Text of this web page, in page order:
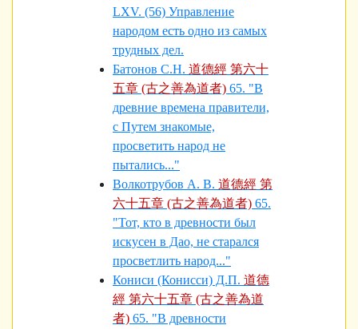
LXV. (56) Управление
народом есть одно из самых
трудных дел.
Батонов С.Н. 道德經 第六十
五章 (古之善為道者) 65. "В
древние времена правители,
с Путем знакомые,
просветить народ не
пытались..."
Волкотрубов А. В. 道德經 第
六十五章 (古之善為道者) 65.
"Тот, кто в древности был
искусен в Дао, не старался
просветлить народ..."
Кониси (Конисси) Д.П. 道德
經 第六十五章 (古之善為道
者) 65. "В древности